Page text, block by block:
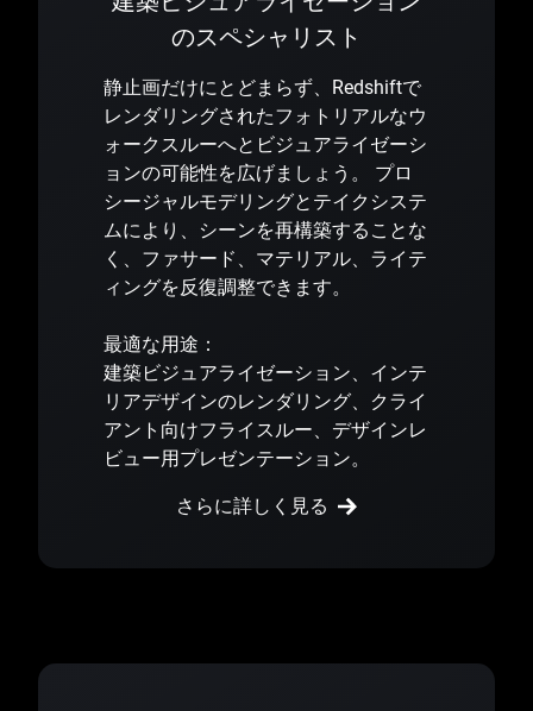
のスペシャリスト
静止画だけにとどまらず、Redshiftで
レンダリングされたフォトリアルなウ
ォークスルーへとビジュアライゼーシ
ョンの可能性を広げましょう。 プロ
シージャルモデリングとテイクシステ
ムにより、シーンを再構築することな
く、ファサード、マテリアル、ライテ
ィングを反復調整できます。
最適な用途：
建築ビジュアライゼーション、インテ
リアデザインのレンダリング、クライ
アント向けフライスルー、デザインレ
ビュー用プレゼンテーション。
さらに詳しく見る